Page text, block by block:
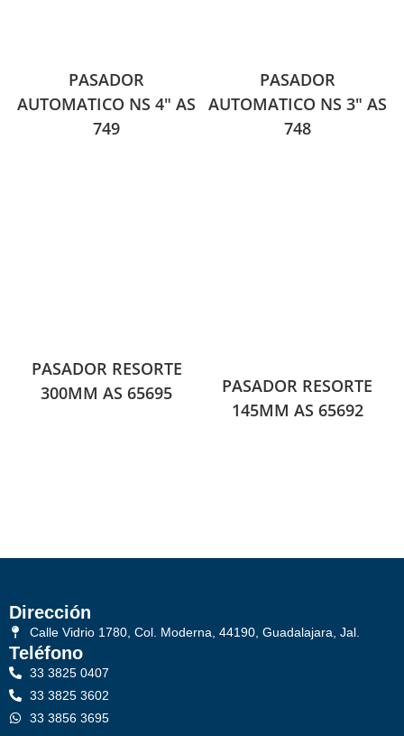
PASADOR
AUTOMATICO NS 4″ AS
749
PASADOR
AUTOMATICO NS 3″ AS
748
PASADOR RESORTE
300MM AS 65695
PASADOR RESORTE
145MM AS 65692
Dirección
Calle Vidrio 1780, Col. Moderna, 44190, Guadalajara, Jal.
Teléfono
33 3825 0407
33 3825 3602
33 3856 3695